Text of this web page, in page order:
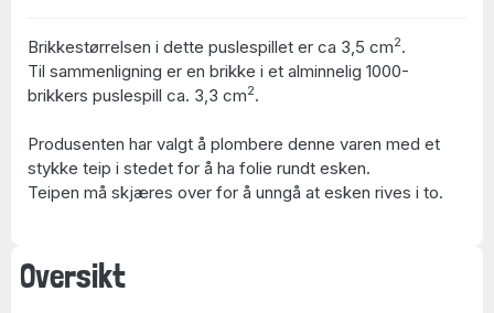
Oversikt
Brikkestørrelsen i dette puslespillet er ca 3,5 cm2.
Til sammenligning er en brikke i et alminnelig 1000-
brikkers puslespill ca. 3,3 cm2.
Produsenten har valgt å plombere denne varen med et
stykke teip i stedet for å ha folie rundt esken.
Teipen må skjæres over for å unngå at esken rives i to.